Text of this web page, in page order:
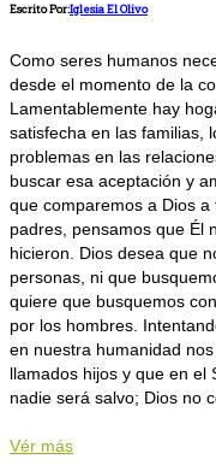
Escrito Por:Iglesia El Olivo
Como seres humanos
desde el momento de la
Lamentablemente hay
satisfecha en las familias,
problemas en las
buscar esa aceptación y
que comparemos a Dios
padres, pensamos que Él
hicieron. Dios desea que
personas, ni que
quiere que busquemos
por los hombres.
en nuestra humanidad
llamados hijos y que en el
nadie será salvo; Dios no
Vér más